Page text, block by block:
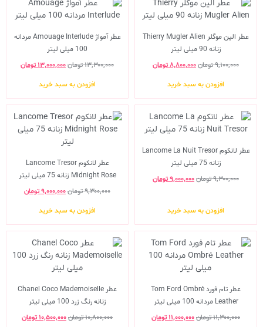
عطر الین موگلر Thierry Mugler Alien
زنانه 90 میلی لیتر
۹,۱۰۰,۰۰۰تومان۸,۸۰۰,۰۰۰تومان
افزودن به سبد خرید
عطر آمواژ Amouage Interlude مردانه
100 میلی لیتر
۱۳,۳۰۰,۰۰۰تومان۱۳,۰۰۰,۰۰۰ تومان
افزودن به سبد خرید
عطر لانکوم Lancome La Nuit Tresor
زنانه 75 میلی لیتر
۹,۳۰۰,۰۰۰تومان۹,۰۰۰,۰۰۰تومان
افزودن به سبد خرید
عطر لانکوم Lancome Tresor
Midnight Rose زنانه 75 میلی لیتر
۹,۳۰۰,۰۰۰تومان۹,۰۰۰,۰۰۰تومان
افزودن به سبد خرید
عطر تام فورد Tom Ford Ombré
Leather مردانه 100 میلی لیتر
۱۱,۳۰۰,۰۰۰تومان۱۱,۰۰۰,۰۰۰ تومان
عطر Chanel Coco Mademoiselle
زنانه رنگ زرد 100 میلی لیتر
۱۰,۸۰۰,۰۰۰تومان۱۰,۵۰۰,۰۰۰ تومان